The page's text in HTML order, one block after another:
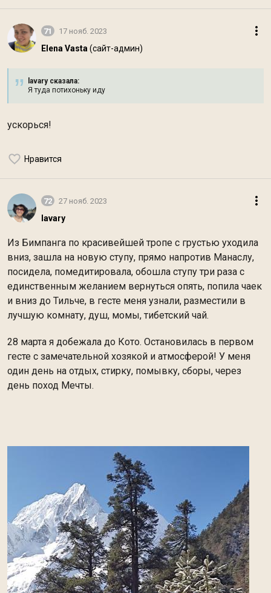
71 17 нояб. 2023
Elena Vasta(сайт-админ)
lavary сказалa:
Я туда потихоньку иду
ускорься!
Нравится
72 27 нояб. 2023
lavary
Из Бимпанга по красивейшей тропе с грустью уходила
вниз, зашла на новую ступу, прямо напротив Манаслу,
посидела, помедитировала, обошла ступу три раза с
единственным желанием вернуться опять, попила чаек
и вниз до Тильче, в гесте меня узнали, разместили в
лучшую комнату, душ, момы, тибетский чай.
28 марта я добежала до Кото. Остановилась в первом
гесте с замечательной хозякой и атмосферой! У меня
один день на отдых, стирку, помывку, сборы, через
день поход Мечты.